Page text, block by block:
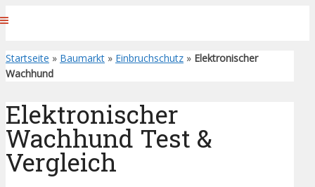
Startseite » Baumarkt » Einbruchschutz » Elektronischer
Wachhund
Elektronischer
Wachhund Test &
Vergleich